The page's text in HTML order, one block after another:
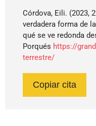
Córdova, Eili. (2023,
verdadera forma de
qué se ve redonda
Porqués https://
terrestre/
Copiar cita